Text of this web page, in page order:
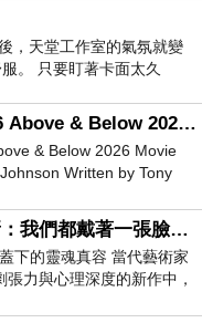
，天堂工作室的氣氛就變
。 只要盯著卡面太久
電影鯊籠絕境2026 Above & Below 2026 Movie
& Below 2026 Movie
Written by Tony
Maran
當代藝術家盧嵐新：我們都戴著一張臉，可真正的自己，總藏在那些被塗抹、被覆蓋的痕跡裡
下的靈魂真容 當代藝術家
力與心理深度的新作中，
、墨痕與大膽的